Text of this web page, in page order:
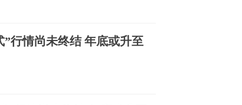
”行情尚未终结 年底或升至